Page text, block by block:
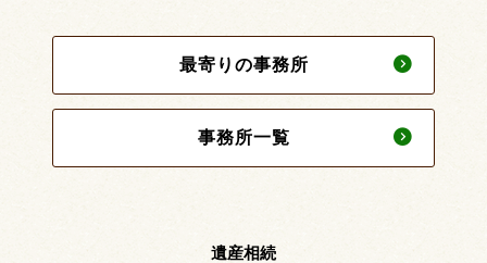
最寄りの事務所
事務所一覧
遺産相続